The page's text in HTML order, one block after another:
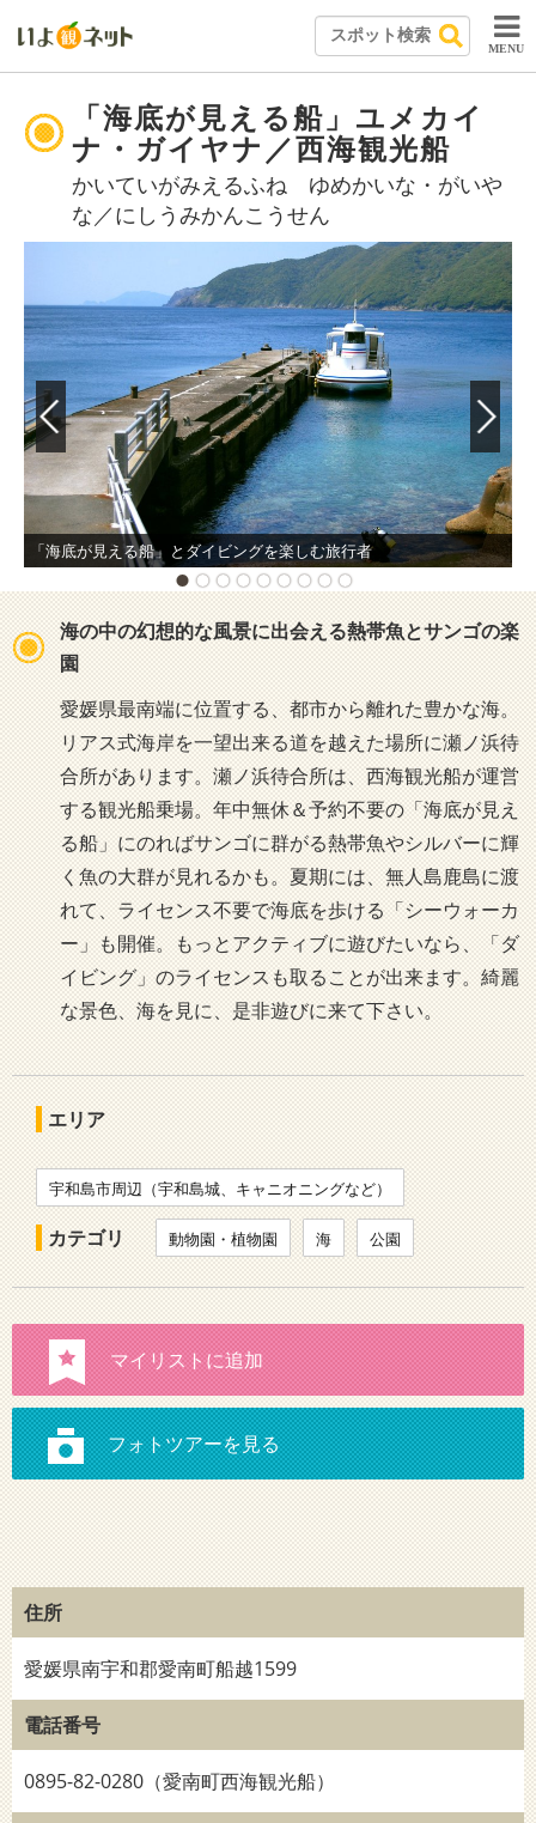
MENU
「海底が見える船」ユメカイ
ナ・ガイヤナ／西海観光船
かいていがみえるふね ゆめかいな・がいや
な／にしうみかんこうせん
「海底が見える船」とダイビングを楽しむ旅行者
海の中の幻想的な風景に出会える熱帯魚とサンゴの楽
園
愛媛県最南端に位置する、都市から離れた豊かな海。
リアス式海岸を一望出来る道を越えた場所に瀬ノ浜待
合所があります。瀬ノ浜待合所は、西海観光船が運営
する観光船乗場。年中無休＆予約不要の「海底が見え
る船」にのればサンゴに群がる熱帯魚やシルバーに輝
く魚の大群が見れるかも。夏期には、無人島鹿島に渡
れて、ライセンス不要で海底を歩ける「シーウォーカ
ー」も開催。もっとアクティブに遊びたいなら、「ダ
イビング」のライセンスも取ることが出来ます。綺麗
な景色、海を見に、是非遊びに来て下さい。
エリア
宇和島市周辺（宇和島城、キャニオニングなど）
カテゴリ 動物園・植物園 海 公園
住所
愛媛県南宇和郡愛南町船越1599
電話番号
0895-82-0280（愛南町西海観光船）